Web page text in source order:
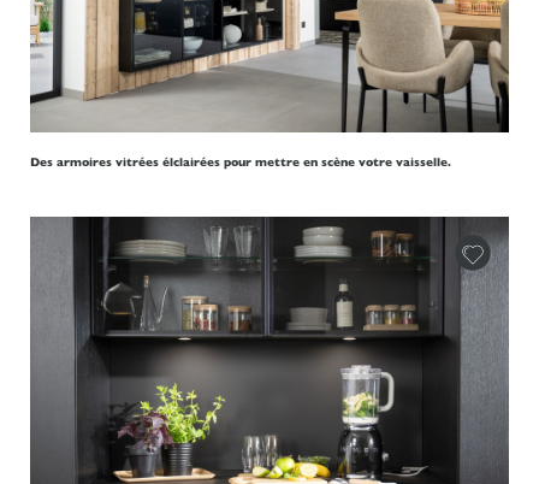
Des armoires vitrées élclairées pour mettre en scène votre vaisselle.